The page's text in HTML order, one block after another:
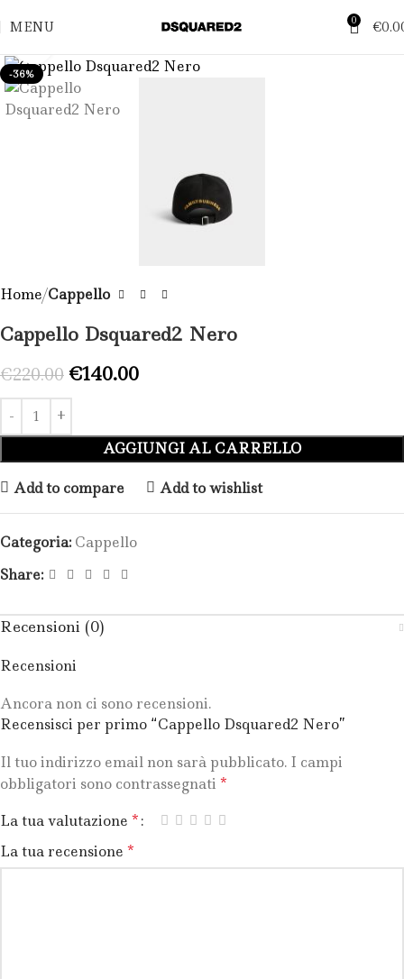
MENU 0 €
-36%
Home Cappello
Cappello Dsquared2 Nero
€220.00 €140.00
AGGIUNGI AL CARRELLO
Add to compare Add to wishlist
Categoria: Cappello
Share:
Recensioni (0)
Recensioni
Ancora non ci sono recensioni.
Recensisci per primo “Cappello Dsquared2 Nero”
Il tuo indirizzo email non sarà pubblicato. I campi
obbligatori sono contrassegnati *
La tua valutazione *
La tua recensione *